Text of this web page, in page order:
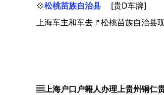
💠松桃苗族自治县
[贵D车牌]
上海车主和车去🚩松桃苗族自治县
▤上海户口户籍人办理上贵州铜仁